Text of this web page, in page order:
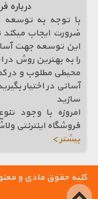
درباره
با توجه به توسعه
ضرورت ایجاب میکند
این توسعه جهت
را به بهترین روش در
محیطی مطلوب و در
آسانی در اختیار
سازيد
امروزه با وجود
فروشگاه اینترنتی
بیشتر >
کلیه حقوق مادی و